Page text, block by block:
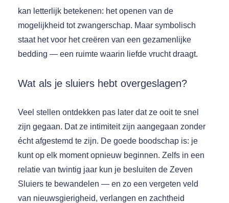
kan letterlijk betekenen: het openen van de
mogelijkheid tot zwangerschap. Maar symbolisch
staat het voor het creëren van een gezamenlijke
bedding — een ruimte waarin liefde vrucht draagt.
Wat als je sluiers hebt overgeslagen?
Veel stellen ontdekken pas later dat ze ooit te snel
zijn gegaan. Dat ze intimiteit zijn aangegaan zonder
écht afgestemd te zijn. De goede boodschap is: je
kunt op elk moment opnieuw beginnen. Zelfs in een
relatie van twintig jaar kun je besluiten de Zeven
Sluiers te bewandelen — en zo een vergeten veld
van nieuwsgierigheid, verlangen en zachtheid